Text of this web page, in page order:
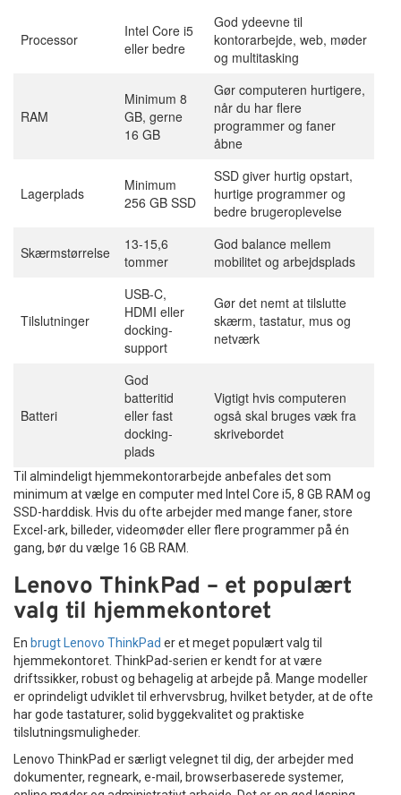
Processor
Intel Core i5
eller bedre
God ydeevne til
kontorarbejde, web, møder
og multitasking
RAM
Minimum 8
GB, gerne
16 GB
Gør computeren hurtigere,
når du har flere
programmer og faner
åbne
Lagerplads
Minimum
256 GB SSD
SSD giver hurtig opstart,
hurtige programmer og
bedre brugeroplevelse
Skærmstørrelse
13-15,6
tommer
God balance mellem
mobilitet og arbejdsplads
Tilslutninger
USB-C,
HDMI eller
docking-
support
Gør det nemt at tilslutte
skærm, tastatur, mus og
netværk
Batteri
God
batteritid
eller fast
docking-
plads
Vigtigt hvis computeren
også skal bruges væk fra
skrivebordet
Til almindeligt hjemmekontorarbejde anbefales det som
minimum at vælge en computer med Intel Core i5, 8 GB RAM og
SSD-harddisk. Hvis du ofte arbejder med mange faner, store
Excel-ark, billeder, videomøder eller flere programmer på én
gang, bør du vælge 16 GB RAM.
Lenovo ThinkPad – et populært
valg til hjemmekontoret
En brugt Lenovo ThinkPad er et meget populært valg til
hjemmekontoret. ThinkPad-serien er kendt for at være
driftssikker, robust og behagelig at arbejde på. Mange modeller
er oprindeligt udviklet til erhvervsbrug, hvilket betyder, at de ofte
har gode tastaturer, solid byggekvalitet og praktiske
tilslutningsmuligheder.
Lenovo ThinkPad er særligt velegnet til dig, der arbejder med
dokumenter, regneark, e-mail, browserbaserede systemer,